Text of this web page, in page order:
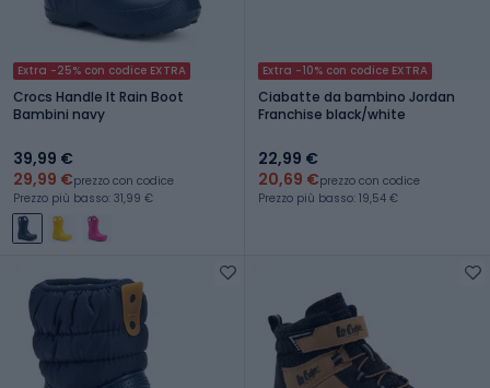
Extra -25% con codice EXTRA
Crocs Handle It Rain Boot
Bambini navy
39,99 €
29,99 €prezzo con codice
Prezzo più basso: 31,99 €
Extra -10% con codice EXTRA
Ciabatte da bambino Jordan
Franchise black/white
22,99 €
20,69 €prezzo con codice
Prezzo più basso: 19,54 €